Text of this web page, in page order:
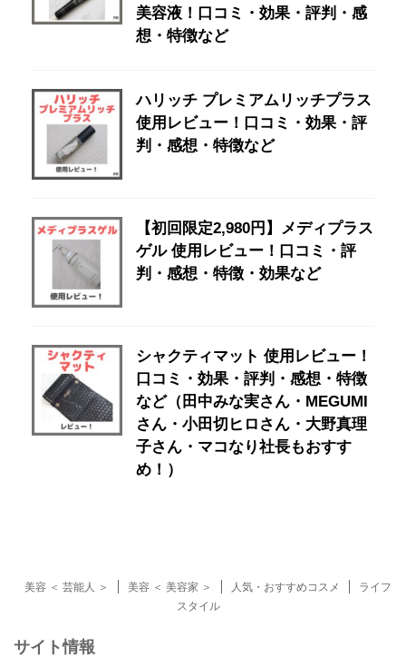
美容液！口コミ・効果・評判・感
想・特徴など
ハリッチ プレミアムリッチプラス
使用レビュー！口コミ・効果・評
判・感想・特徴など
【初回限定2,980円】メディプラス
ゲル 使用レビュー！口コミ・評
判・感想・特徴・効果など
シャクティマット 使用レビュー！
口コミ・効果・評判・感想・特徴
など（田中みな実さん・MEGUMI
さん・小田切ヒロさん・大野真理
子さん・マコなり社長もおすす
め！）
美容 ＜ 芸能人 ＞ 美容 ＜ 美容家 ＞ 人気・おすすめコスメ
ライフ
スタイル
サイト情報